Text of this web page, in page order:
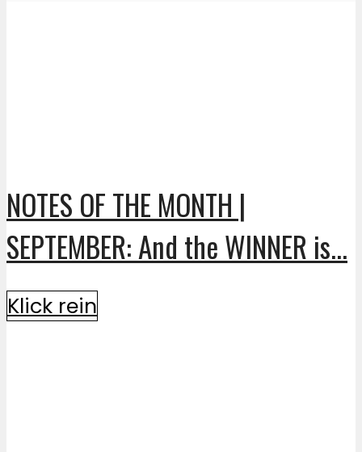
NOTES OF THE MONTH |
SEPTEMBER: And the WINNER is...
Klick rein